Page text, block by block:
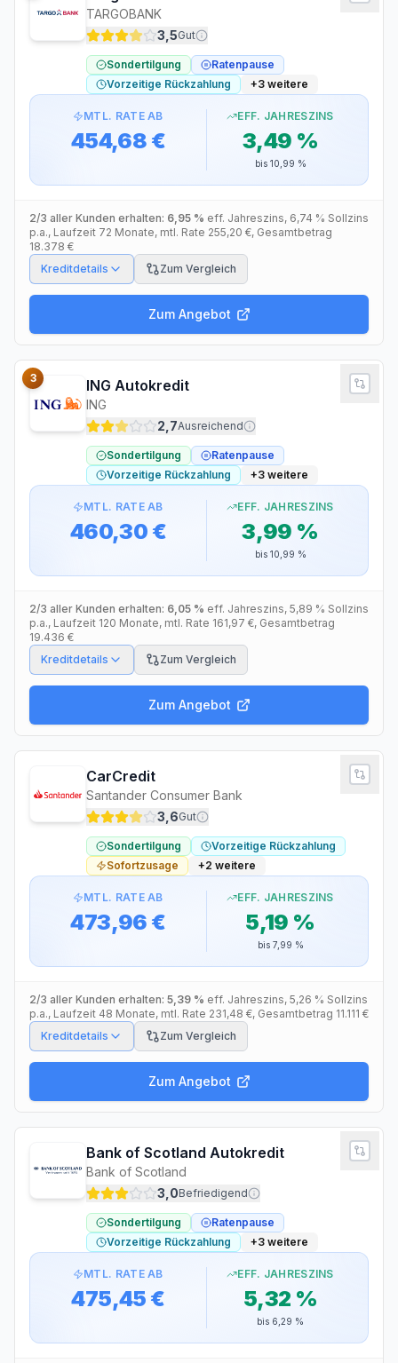
TARGOBANK
3,5Gut
Sondertilgung
Ratenpause
Vorzeitige Rückzahlung
+3 weitere
MTL. RATE AB
454,68 €
EFF. JAHRESZINS
3,49 %
bis 10,99 %
2/3 aller Kunden erhalten: 6,95 % eff. Jahreszins, 6,74 % Sollzins
p.a., Laufzeit 72 Monate, mtl. Rate 255,20 €, Gesamtbetrag
18.378 €
Kreditdetails
Zum Vergleich
Zum Angebot
ING Autokredit
ING
2,7Ausreichend
Sondertilgung
Ratenpause
Vorzeitige Rückzahlung
+3 weitere
MTL. RATE AB
460,30 €
EFF. JAHRESZINS
3,99 %
bis 10,99 %
3
2/3 aller Kunden erhalten: 6,05 % eff. Jahreszins, 5,89 % Sollzins
p.a., Laufzeit 120 Monate, mtl. Rate 161,97 €, Gesamtbetrag
19.436 €
Kreditdetails
Zum Vergleich
Zum Angebot
CarCredit
Santander Consumer Bank
3,6Gut
Sondertilgung
Vorzeitige Rückzahlung
Sofortzusage
+2 weitere
MTL. RATE AB
473,96 €
EFF. JAHRESZINS
5,19 %
bis 7,99 %
2/3 aller Kunden erhalten: 5,39 % eff. Jahreszins, 5,26 % Sollzins
p.a., Laufzeit 48 Monate, mtl. Rate 231,48 €, Gesamtbetrag 11.111 €
Kreditdetails
Zum Vergleich
Zum Angebot
Bank of Scotland Autokredit
Bank of Scotland
3,0Befriedigend
Sondertilgung
Ratenpause
Vorzeitige Rückzahlung
+3 weitere
MTL. RATE AB
475,45 €
EFF. JAHRESZINS
5,32 %
bis 6,29 %